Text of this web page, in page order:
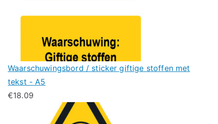
Waarschuwingsbord / sticker giftige stoffen met
tekst - A5
€18.09